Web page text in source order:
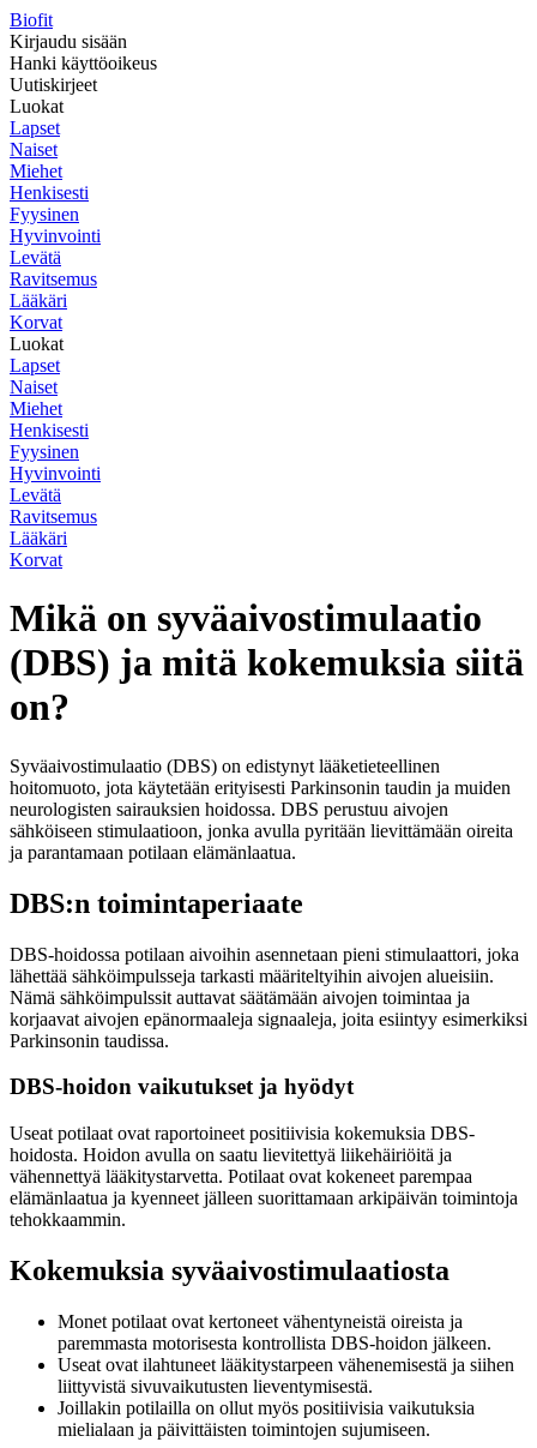
Biofit
Kirjaudu sisään
Hanki käyttöoikeus
Uutiskirjeet
Luokat
Lapset
Naiset
Miehet
Henkisesti
Fyysinen
Hyvinvointi
Levätä
Ravitsemus
Lääkäri
Korvat
Luokat
Lapset
Naiset
Miehet
Henkisesti
Fyysinen
Hyvinvointi
Levätä
Ravitsemus
Lääkäri
Korvat
Mikä on syväaivostimulaatio
(DBS) ja mitä kokemuksia siitä
on?
Syväaivostimulaatio (DBS) on edistynyt lääketieteellinen
hoitomuoto, jota käytetään erityisesti Parkinsonin taudin ja muiden
neurologisten sairauksien hoidossa. DBS perustuu aivojen
sähköiseen stimulaatioon, jonka avulla pyritään lievittämään oireita
ja parantamaan potilaan elämänlaatua.
DBS:n toimintaperiaate
DBS-hoidossa potilaan aivoihin asennetaan pieni stimulaattori, joka
lähettää sähköimpulsseja tarkasti määriteltyihin aivojen alueisiin.
Nämä sähköimpulssit auttavat säätämään aivojen toimintaa ja
korjaavat aivojen epänormaaleja signaaleja, joita esiintyy esimerkiksi
Parkinsonin taudissa.
DBS-hoidon vaikutukset ja hyödyt
Useat potilaat ovat raportoineet positiivisia kokemuksia DBS-
hoidosta. Hoidon avulla on saatu lievitettyä liikehäiriöitä ja
vähennettyä lääkitystarvetta. Potilaat ovat kokeneet parempaa
elämänlaatua ja kyenneet jälleen suorittamaan arkipäivän toimintoja
tehokkaammin.
Kokemuksia syväaivostimulaatiosta
Monet potilaat ovat kertoneet vähentyneistä oireista ja
paremmasta motorisesta kontrollista DBS-hoidon jälkeen.
Useat ovat ilahtuneet lääkitystarpeen vähenemisestä ja siihen
liittyvistä sivuvaikutusten lieventymisestä.
Joillakin potilailla on ollut myös positiivisia vaikutuksia
mielialaan ja päivittäisten toimintojen sujumiseen.